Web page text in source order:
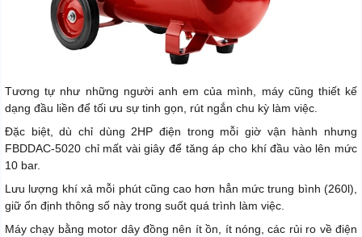
Tương tự như những người anh em của mình, máy cũng thiết kế
dạng đầu liền để tối ưu sự tinh gọn, rút ngắn chu kỳ làm việc.
Đặc biệt, dù chỉ dùng 2HP điện trong mỗi giờ vận hành nhưng
FBDDAC-5020 chỉ mất vài giây để tăng áp cho khí đầu vào lên mức
10 bar.
Lưu lượng khí xả mỗi phút cũng cao hơn hẳn mức trung bình (260l),
giữ ổn định thông số này trong suốt quá trình làm việc.
Máy chạy bằng motor dây đồng nên ít ồn, ít nóng, các rủi ro về điện